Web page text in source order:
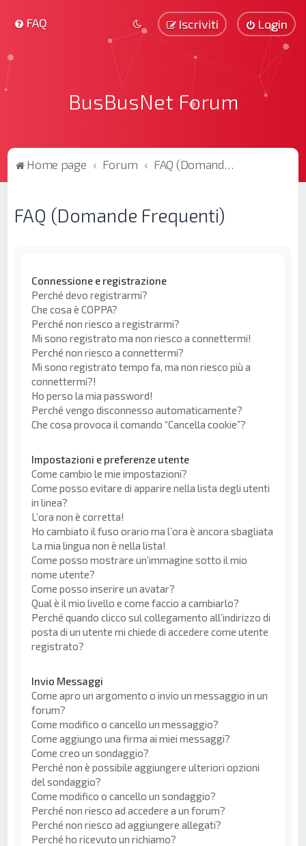
FAQ Login
Iscriviti
BusBusNet Forum
Home page Forum FAQ (Domande Frequenti)
FAQ (Domande Frequenti)
Connessione e registrazione
Perché devo registrarmi?
Che cosa è COPPA?
Perché non riesco a registrarmi?
Mi sono registrato ma non riesco a connettermi!
Perché non riesco a connettermi?
Mi sono registrato tempo fa, ma non riesco più a
connettermi?!
Ho perso la mia password!
Perché vengo disconnesso automaticamente?
Che cosa provoca il comando “Cancella cookie”?
Impostazioni e preferenze utente
Come cambio le mie impostazioni?
Come posso evitare di apparire nella lista degli utenti
in linea?
L’ora non è corretta!
Ho cambiato il fuso orario ma l’ora è ancora sbagliata
La mia lingua non è nella lista!
Come posso mostrare un’immagine sotto il mio
nome utente?
Come posso inserire un avatar?
Qual è il mio livello e come faccio a cambiarlo?
Perché quando clicco sul collegamento all’indirizzo di
posta di un utente mi chiede di accedere come utente
registrato?
Invio Messaggi
Come apro un argomento o invio un messaggio in un
forum?
Come modifico o cancello un messaggio?
Come aggiungo una firma ai miei messaggi?
Come creo un sondaggio?
Perché non è possibile aggiungere ulteriori opzioni
del sondaggio?
Come modifico o cancello un sondaggio?
Perché non riesco ad accedere a un forum?
Perché non riesco ad aggiungere allegati?
Perché ho ricevuto un richiamo?